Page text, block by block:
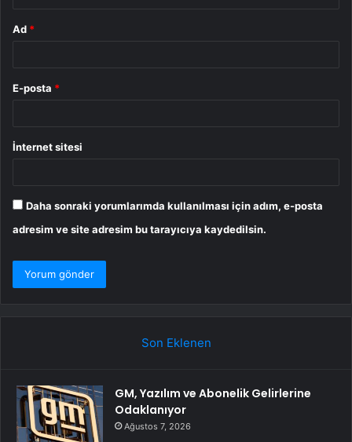
Ad *
E-posta *
İnternet sitesi
Daha sonraki yorumlarımda kullanılması için adım, e-posta
adresim ve site adresim bu tarayıcıya kaydedilsin.
Son Eklenen
GM, Yazılım ve Abonelik Gelirlerine
Odaklanıyor
Ağustos 7, 2026